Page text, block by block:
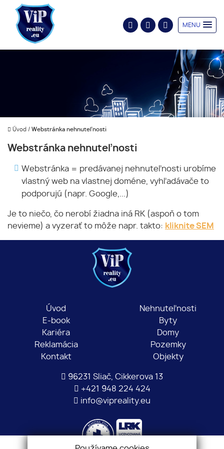
MENU
Úvod / Webstránka nehnuteľnosti
Webstránka nehnuteľnosti
Webstránka = predávanej nehnuteľnosti urobíme
vlastný web na vlastnej doméne, vyhľadávače to
podporujú (napr. Google,...)
Je to niečo, čo nerobí žiadna iná RK (aspoň o tom
nevieme) a vyzerať to môže napr. takto: kliknite SEM
Úvod
E-book
Kariéra
Reklamácia
Kontakt
Nehnuteľnosti
Byty
Domy
Pozemky
Objekty
96231 Sliač, Cikkerova 13
+421 948 224 424
info@vipreality.eu